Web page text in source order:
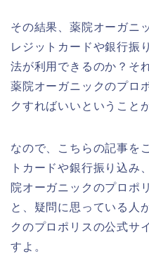
その結果、薬院オーガニ
レジットカードや銀行振
法が利用できるのか？そ
薬院オーガニックのプロ
クすればいいということ
なので、こちらの記事を
トカードや銀行振り込み
院オーガニックのプロポ
と、疑問に思っている人
クのプロポリスの公式サ
すよ。